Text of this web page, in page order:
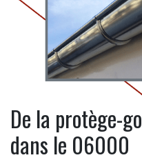
De la protège-
dans le 06000